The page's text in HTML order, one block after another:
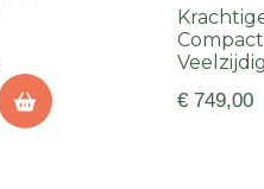
€ 749,00